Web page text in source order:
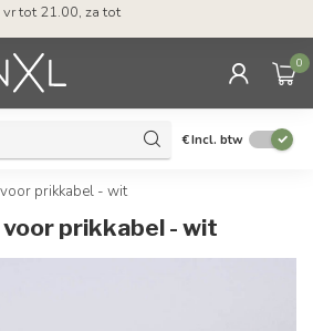
tot 21.00, za tot
0
€Incl. btw
prikkabel - wit
prikkabel - wit